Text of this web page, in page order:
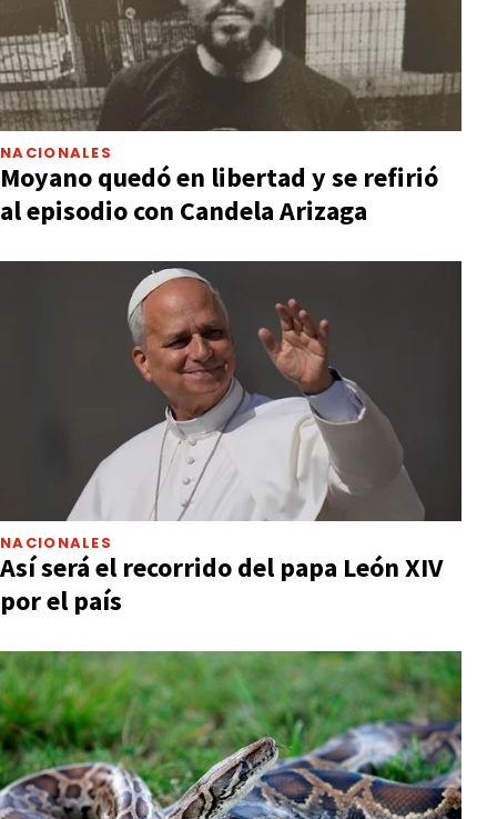
NACIONALES
Moyano quedó en libertad y se refirió
al episodio con Candela Arizaga
NACIONALES
Así será el recorrido del papa León XIV
por el país